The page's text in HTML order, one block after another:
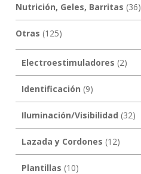
Nutrición, Geles, Barritas (36)
Otras (125)
Electroestimuladores (2)
Identificación (9)
Iluminación/Visibilidad (32)
Lazada y Cordones (12)
Plantillas (10)